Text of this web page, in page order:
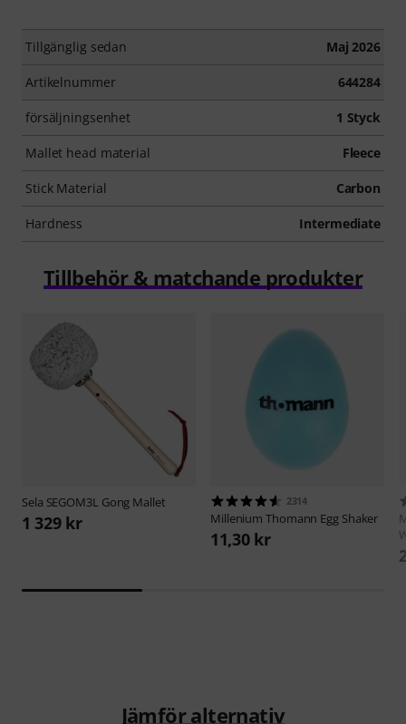
Tillgänglig sedan Maj 2026
Artikelnummer 644284
försäljningsenhet 1 Styck
Mallet head material Fleece
Stick Material Carbon
Hardness Intermediate
Tillbehör & matchande produkter
Sela SEGOM3L Gong Mallet
1 329 kr
2314
Millenium Thomann Egg Shaker
11,30 kr
Jämför alternativ